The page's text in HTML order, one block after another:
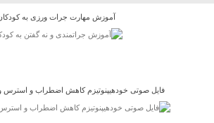
فایل صوتی خودهیپنوتیزم کاهش اضطراب و استرس
آموزش مهارت جرات ورزی به